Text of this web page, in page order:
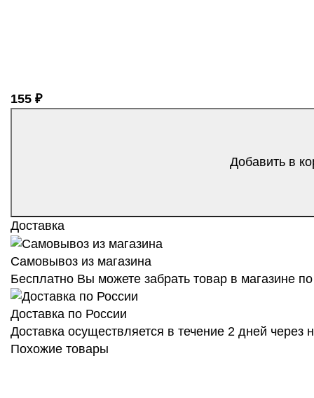
155 ₽
Добавить в
Доставка
Самовывоз из магазина
Бесплатно Вы можете забрать товар в магазине
Доставка по России
Доставка осуществляется в течение 2 дней
Похожие товары